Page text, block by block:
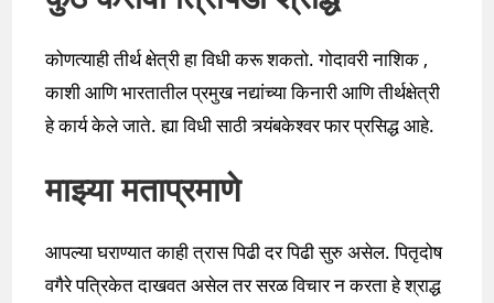
कोणत्याही तीर्थ क्षेत्री हा विधी करू शकतो. गोदावरी नाशिक ,
काशी आणि भारतातील प्रमुख नद्यांच्या किनारी आणि तीर्थक्षेत्री
हे कार्य केले जाते. ह्या विधी साठी त्र्यंबकेश्वर फार प्रसिद्ध आहे.
माझ्या मताप्रमाणे
आपल्या घराण्यात काही त्रास पिढी दर पिढी सुरु असेल. पितृदोष
वगैरे पत्रिकेत दाखवत असेल तर सरळ विचार न करता हे श्राद्ध